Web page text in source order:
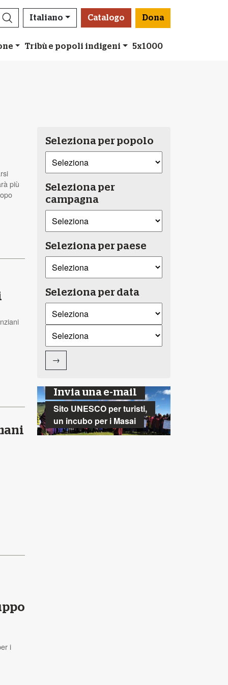
Italiano Catalogo Dona
Tribù e popoli indigeni 5x1000
più
i
Seleziona per popolo
Seleziona per
campagna
Seleziona per paese
Seleziona per data
→
Invia una e-mail
Sito UNESCO per turisti,
un incubo per i Masai